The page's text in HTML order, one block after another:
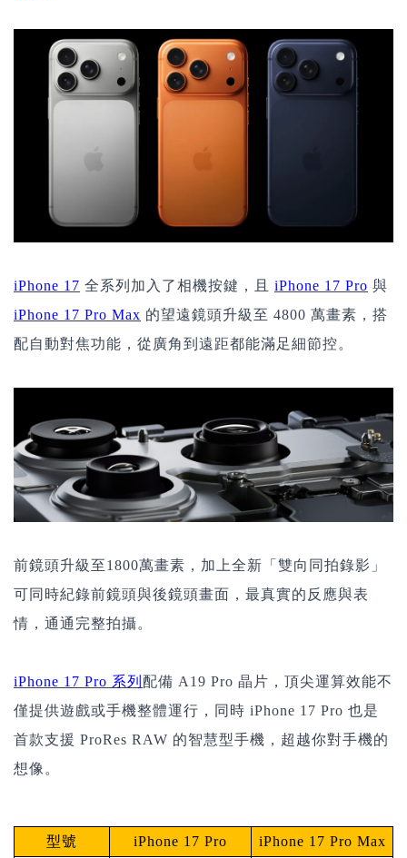
iPhone 17 全系列加入了相機按鍵，且 iPhone 17 Pro 與
iPhone 17 Pro Max 的望遠鏡頭升級至 4800 萬畫素，搭
配自動對焦功能，從廣角到遠距都能滿足細節控。
前鏡頭升級至1800萬畫素 ，加上全新「雙向同拍錄影」
可同時紀錄前鏡頭與後鏡頭畫面，最真實的反應與表
情，通通完整拍攝。
iPhone 17 Pro 系列 配備 A19 Pro 晶片，頂尖運算效能不
僅提供遊戲或手機整體運行，同時 iPhone 17 Pro 也是
首款支援 ProRes RAW 的智慧型手機，超越你對手機的
想像。
型號 iPhone 17 Pro iPhone 17 Pro Max